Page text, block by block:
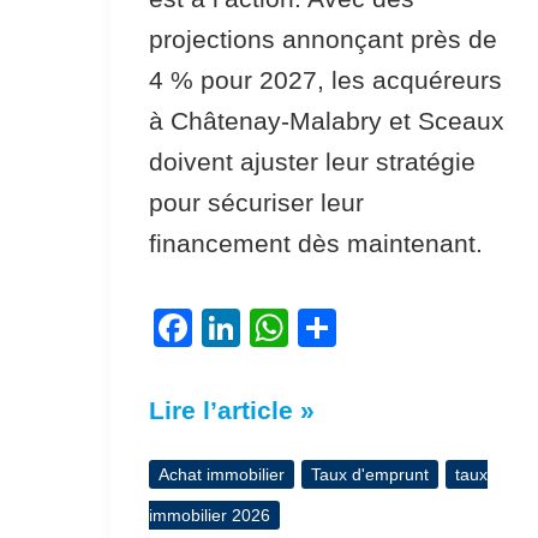
projections annonçant près de
4 % pour 2027, les acquéreurs
à Châtenay-Malabry et Sceaux
doivent ajuster leur stratégie
pour sécuriser leur
financement dès maintenant.
F
c
b
o
Li
k
dI
n
W
at
A er
Lire l’article »
Achat immobilier Taux d'emprunt taux
immobilier 2026